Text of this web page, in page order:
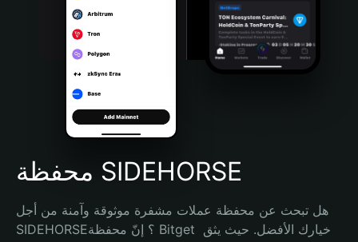
Bahasa Indonesia
Português (Brasil)
Español (Argentina)
محفظة SIDEHORSE
هل تبحث عن محفظة عملات مشفرة موثوقة وآمنة من أجل
SIDEHORSE؟ إنّ محفظة Bitget خيارك الأفضل. حيث يثق